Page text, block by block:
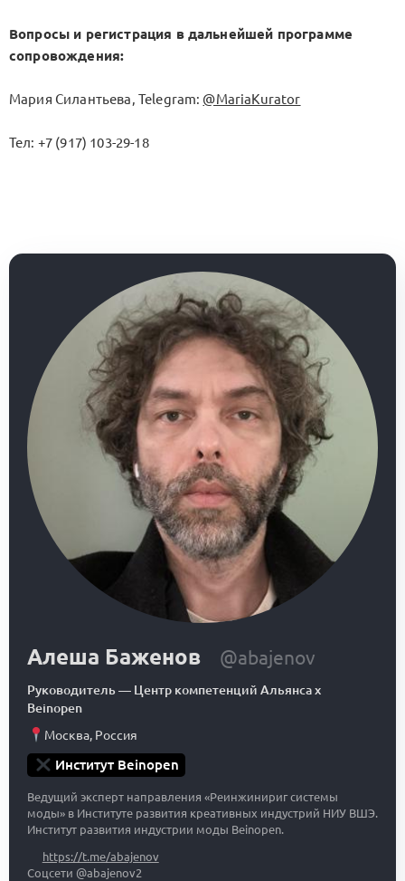
Вопросы и регистрация в дальнейшей программе
сопровождения:
Мария Силантьева, Telegram: @MariaKurator
Тел: +7 (917) 103-29-18
Алеша Баженов @abajenov
Руководитель— Центр компетенций Альянса x
Beinopen
Москва, Россия
Институт Beinopen
Ведущий эксперт направления «Реинжинириг системы
моды» в Институте развития креативных индустрий НИУ ВШЭ.
Институт развития индустрии моды Beinopen.
https://t.me/abajenov
Соцсети @abajenov2